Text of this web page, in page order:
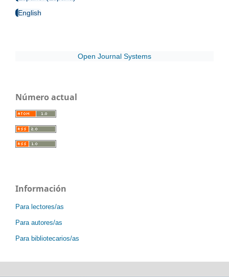
English
Open Journal Systems
Número actual
Información
Para lectores/as
Para autores/as
Para bibliotecarios/as